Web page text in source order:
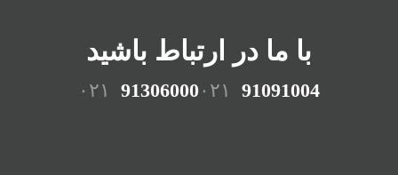
با ما در ارتباط باشید
۰۲۱ 91091004 ۰۲۱ 91306000